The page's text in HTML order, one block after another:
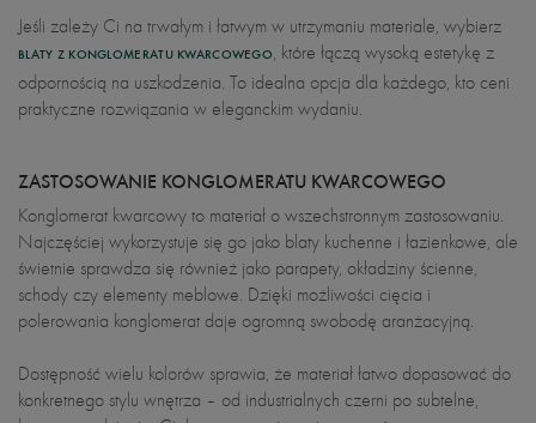
Jeśli zależy Ci na trwałym i łatwym w utrzymaniu materiale, wybierz
BLATY Z KONGLOMERATU KWARCOWEGO
, które łączą wysoką estetykę z
odpornością na uszkodzenia. To idealna opcja dla każdego, kto ceni
praktyczne rozwiązania w eleganckim wydaniu.
ZASTOSOWANIE KONGLOMERATU KWARCOWEGO
Konglomerat kwarcowy to materiał o wszechstronnym zastosowaniu.
Najczęściej wykorzystuje się go jako blaty kuchenne i łazienkowe, ale
świetnie sprawdza się również jako parapety, okładziny ścienne,
schody czy elementy meblowe. Dzięki możliwości cięcia i
polerowania konglomerat daje ogromną swobodę aranżacyjną.
Dostępność wielu kolorów sprawia, że materiał łatwo dopasować do
konkretnego stylu wnętrza – od industrialnych czerni po subtelne,